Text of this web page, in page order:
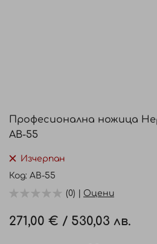
началото
на
галерия
със
Професионална ножица
AB-55
Изчерпан
Код AB-55
(0) | Оцени
271,00 € / 530,03 лв.